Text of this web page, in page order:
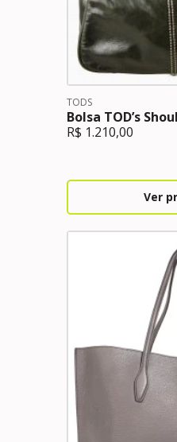
TODS
Bolsa TOD’s
R$ 1.210,00
Ver